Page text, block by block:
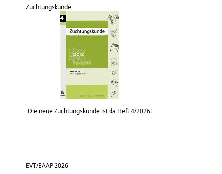
Züchtungskunde
Die neue Züchtungskunde ist da Heft 4/2026!
EVT/EAAP 2026